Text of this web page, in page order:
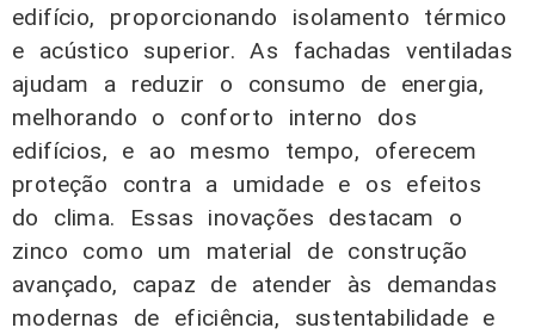
edifício, proporcionando isolamento térmico
e acústico superior. As fachadas ventiladas
ajudam a reduzir o consumo de energia,
melhorando o conforto interno dos
edifícios, e ao mesmo tempo, oferecem
proteção contra a umidade e os efeitos
do clima. Essas inovações destacam o
zinco como um material de construção
avançado, capaz de atender às demandas
modernas de eficiência, sustentabilidade e